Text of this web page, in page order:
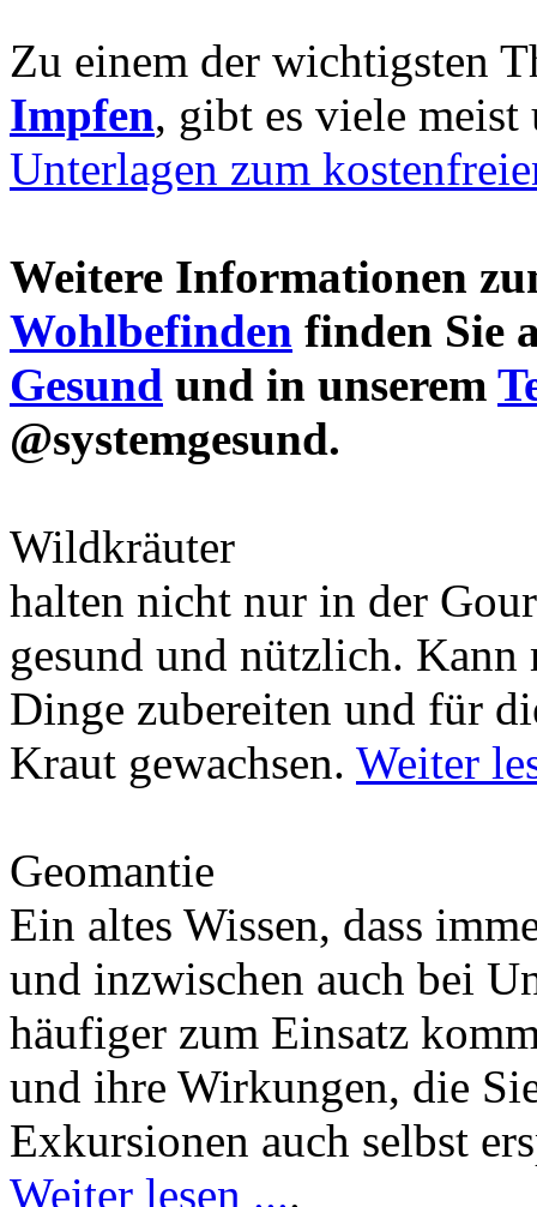
Zu einem der wichtigsten
Impfen, gibt es viele
Unterlagen zum
Weitere Informationen
Wohlbefinden finden Sie
Gesund und in unserem
@systemgesund.
Wildkräuter
halten nicht nur in der
gesund und nützlich.
Dinge zubereiten und für
Kraut gewachsen. Weiter
Geomantie
Ein altes Wissen, dass
und inzwischen auch bei
häufiger zum Einsatz
und ihre Wirkungen, die
Exkursionen auch selbst
Weiter lesen ....